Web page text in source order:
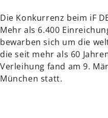
Die Konkurrenz beim iF
Mehr als 6.400
bewarben sich um die
die seit mehr als 60
Verleihung fand am 9.
München statt.